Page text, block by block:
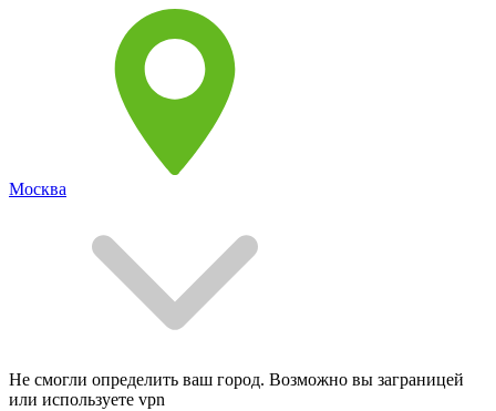
Москва
Не смогли определить ваш город. Возможно вы заграницей
или используете vpn